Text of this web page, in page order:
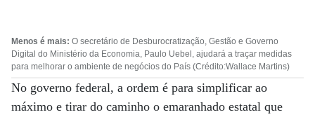
Menos é mais: O secretário de Desburocratização, Gestão e Governo
Digital do Ministério da Economia, Paulo Uebel, ajudará a traçar medidas
para melhorar o ambiente de negócios do País (Crédito:Wallace Martins)
No governo federal, a ordem é para simplificar ao
máximo e tirar do caminho o emaranhado estatal que